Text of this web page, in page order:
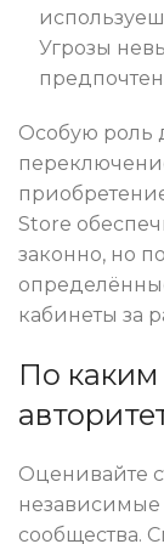
Угрозы
Особую роль
Store
законно, но
кабинеты за
По
Оценивайте
сообщества.